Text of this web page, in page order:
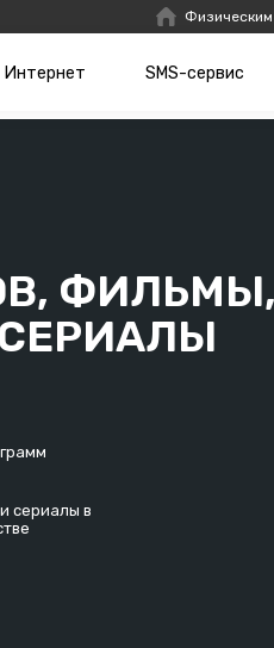
Интернет SMS-сервис
ФИЛЬМЫ,
сериалы в